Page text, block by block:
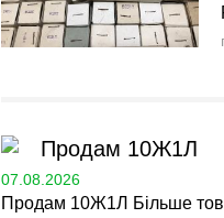
Продам 10Ж1Л
07.08.2026
Продам 10Ж1Л Більше